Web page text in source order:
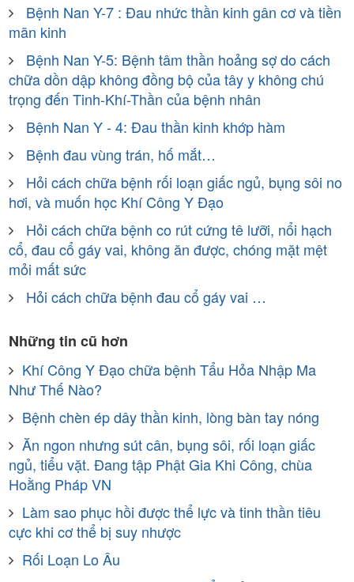
Bệnh Nan Y-7 : Đau nhức thần kinh gân cơ và tiền
mãn kinh
Bệnh Nan Y-5: Bệnh tâm thần hoảng sợ do cách
chữa dồn dập không đồng bộ của tây y không chú
trọng đến Tinh-Khí-Thần của bệnh nhân
Bệnh Nan Y - 4: Đau thần kinh khớp hàm
Bệnh đau vùng trán, hố mắt…
Hỏi cách chữa bệnh rối loạn giấc ngủ, bụng sôi no
hơi, và muốn học Khí Công Y Ðạo
Hỏi cách chữa bệnh co rút cứng tê lưỡi, nổi hạch
cổ, đau cổ gáy vai, không ăn được, chóng mặt mệt
mỏi mất sức
Hỏi cách chữa bệnh đau cổ gáy vai …
Những tin cũ hơn
Khí Công Y Đạo chữa bệnh Tẩu Hỏa Nhập Ma
Như Thế Nào?
Bệnh chèn ép dây thần kinh, lòng bàn tay nóng
Ăn ngon nhưng sút cân, bụng sôi, rối loạn giấc
ngủ, tiểu vặt. Đang tập Phật Gia Khi Công, chùa
Hoằng Pháp VN
Làm sao phục hồi được thể lực và tinh thần tiêu
cực khi cơ thể bị suy nhược
Rối Loạn Lo Âu